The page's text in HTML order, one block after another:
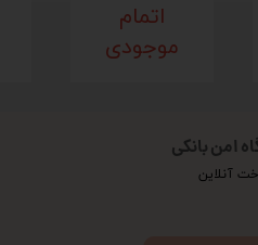
اتمام
موجودی
امن بانکی
آنلاین